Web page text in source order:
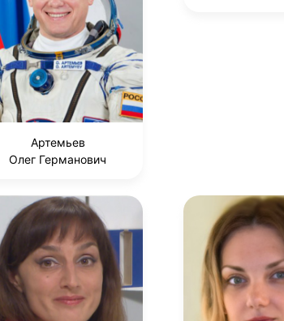
Артемьев
Олег Германович